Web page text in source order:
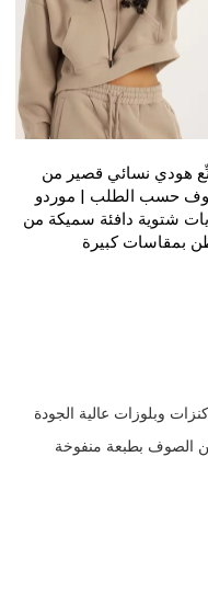
هودي نسائي قصير من
حسب الطلب | موردو
شتوية دافئة سميكة من
بمقاسات كبيرة
وبلوزات عالية الجودة
الصوف بطبعة منفوخة